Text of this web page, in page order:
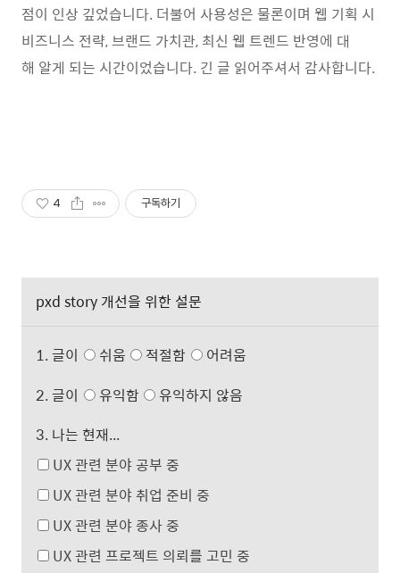
점이 인상 깊었습니다. 더불어 사용성은 물론이며 웹 기획 시
비즈니스 전략, 브랜드 가치관, 최신 웹 트렌드 반영에 대
해 알게 되는 시간이었습니다. 긴 글 읽어주셔서 감사합니다.
4 구독하기
pxd story 개선을 위한 설문
1. 글이 쉬움 적절함
어려움
2. 글이
유익함
유익하지 않음
3. 나는 현재...
UX 관련 분야 공부 중
UX 관련 분야 취업 준비 중
UX 관련 분야 종사 중
UX 관련 프로젝트 의뢰를 고민 중